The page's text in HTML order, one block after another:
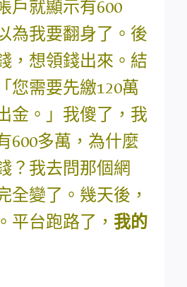
戶就顯示有600
為我要翻身了。後
，想領錢出來。結
您需要先繳120萬
金。」我傻了，我
600多萬，為什麼
？我去問那個網
全變了。幾天後，
平台跑路了， 我的